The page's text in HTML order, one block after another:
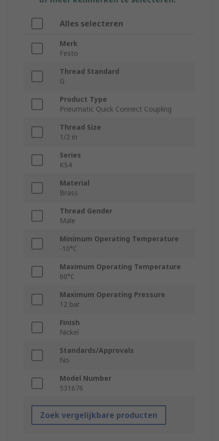
Alles selecteren
Merk
Festo
Thread Standard
G
Product Type
Pneumatic Quick Connect Coupling
Thread Size
1/2 in
Series
KS4
Material
Brass
Thread Gender
Male
Minimum Operating Temperature
-10°C
Maximum Operating Temperature
60°C
Maximum Operating Pressure
12 bar
Finish
Nickel
Standards/Approvals
No
Model Number
531676
Zoek vergelijkbare producten